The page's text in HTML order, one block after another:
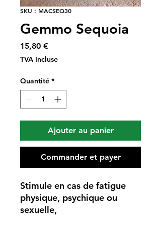
SKU : MACSEQ30
Gemmo Sequoia
15,80 €Prix
TVA Incluse
Quantité *
Ajouter au panier
Commander et payer
Stimule en cas de fatigue
physique, psychique ou
sexuelle,